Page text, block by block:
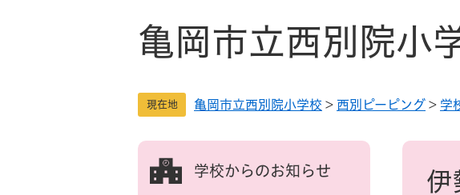
亀岡市立西別院小
現在地 亀岡市立西別院小学校 > 西別ピーピング > 学
本
学校からのお知らせ